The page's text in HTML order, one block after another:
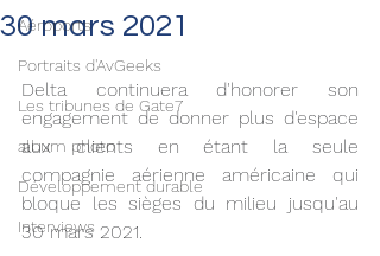
Aéroports
Portraits d'AvGeeks
Les tribunes de Gate7
album photo
Développement durable
Interviews
30 mars 2021
Delta continuera d'honorer son
engagement de donner plus d'espace
aux clients en étant la seule
compagnie aérienne américaine qui
bloque les sièges du milieu jusqu'au
30 mars 2021.